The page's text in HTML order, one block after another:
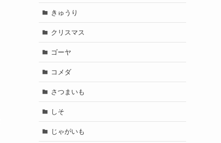
きゅうり
クリスマス
ゴーヤ
コメダ
さつまいも
しそ
じゃがいも